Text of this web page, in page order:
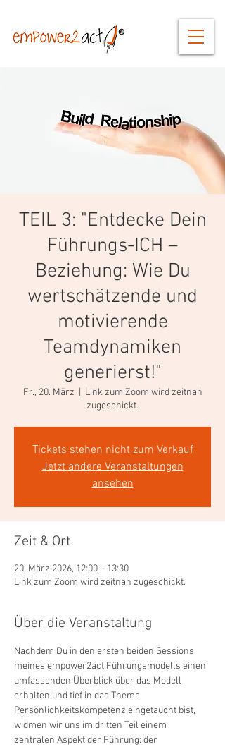
TEIL 3: "Entdecke Dein
Führungs-ICH –
Beziehung: Wie Du
wertschätzende und
motivierende
Teamdynamiken
generierst!"
Fr., 20. März
Link zum Zoom wird zeitnah
zugeschickt.
Tickets stehen nicht zum Verkauf
Jetzt andere Veranstaltungen
ansehen
Zeit & Ort
20. März 2026, 12:00 – 13:30
Link zum Zoom wird zeitnah zugeschickt.
Über die Veranstaltung
Nachdem Du in den ersten beiden Sessions
meines empower2act Führungsmodells einen
umfassenden Überblick über das Modell
erhalten und tief in das Thema
Persönlichkeitskompetenz eingetaucht bist,
widmen wir uns im dritten Teil einem
zentralen Aspekt der Führung: der